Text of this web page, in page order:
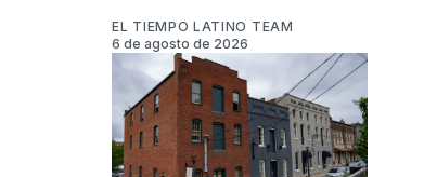
EL TIEMPO LATINO TEAM
6 de agosto de 2026